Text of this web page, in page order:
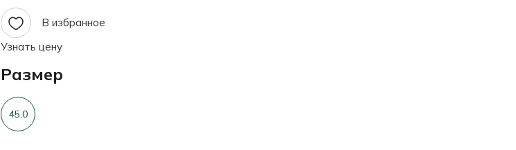
В избранное
Узнать цену
Размер
45,0